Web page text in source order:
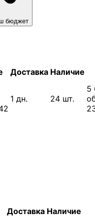
бюджет
Доставка Наличие
1 дн. 24 шт.
5
Доставка Наличие